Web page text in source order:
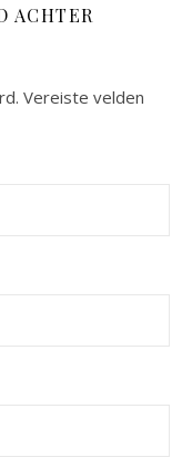
ACHTER
Vereiste velden